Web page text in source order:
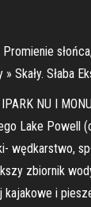
Słaba
NU I
Lake Powell
zbiornik
i